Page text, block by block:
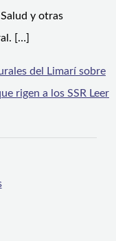
y otras
[…]
del Limarí sobre
rigen a los SSR Leer